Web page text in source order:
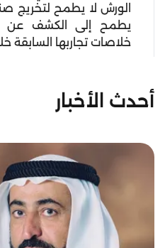
الورش لا يطمح لتخريج
يطمح إلى الكشف عن
خلاصات تجاربها السابقة
أحدث الأخبار